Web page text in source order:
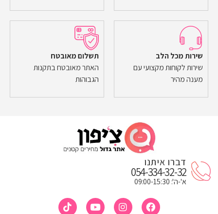
שירות מכל הלב
שירות לקוחות מקצועי עם
מענה מהיר
תשלום מאובטח
האתר מאובטח בתקנות
הגבוהות
דברו איתנו
054-334-32-32
א'-ה': 09:00-15:30